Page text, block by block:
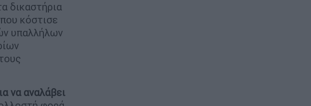
δικαστήρια
κόστισε
υπαλλήλων
να αναλάβει